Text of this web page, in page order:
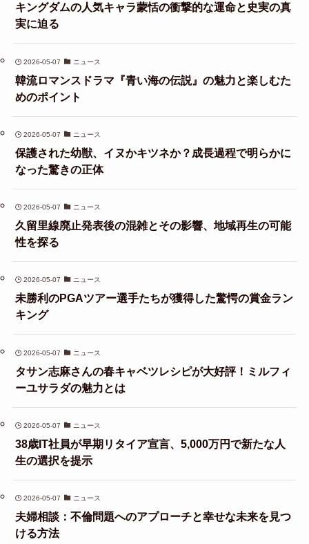
キングダムの人気キャラ蒙恬の衝撃的な運命と史実の真
実に迫る
2026-05-07 ニュース
韓流ロマンスドラマ『青い海の伝説』の魅力と楽しむた
めのポイント
2026-05-07 ニュース
保護された幼獣、イヌかキツネか？成長過程で明らかに
なった驚きの正体
2026-05-07 ニュース
久留里線廃止発表後の混雑とその影響、地域再生の可能
性を探る
2026-05-07 ニュース
未勝利のPGAツアー選手たちが獲得した驚愕の賞金ラン
キング
2026-05-07 ニュース
タサン志麻さんの春キャベツレシピが大好評！ミルフィ
ーユサラダの魅力とは
2026-05-07 ニュース
38歳IT社員が早期リタイア宣言、5,000万円で新たな人
生の選択を提示
2026-05-07 ニュース
夫婦相談：不倫問題へのアプローチと幸せな未来を見つ
ける方法